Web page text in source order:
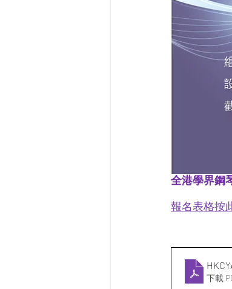
全港學界鋼
報名表格按
下載